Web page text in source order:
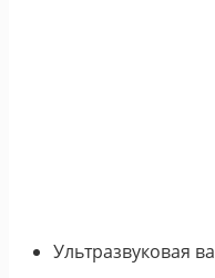
Ультразвуковая